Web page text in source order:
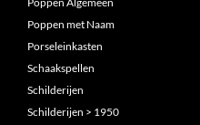
Poppen met Naam
Porseleinkasten
Schaakspellen
Schilderijen
Schilderijen > 1950